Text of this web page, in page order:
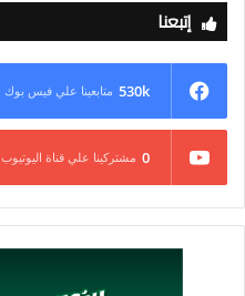
إتبعنا
530k متابعينا علي فيس بوك
0 مشتركينا علي قناة اليوتيوب